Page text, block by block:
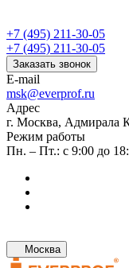
+7 (495) 211-30-05
+7 (495) 211-30-05
Заказать звонок
E-mail
msk@everprof.ru
Адрес
г. Москва, Адмирала
Режим работы
Пн. – Пт.: с 9:00 до
Москва